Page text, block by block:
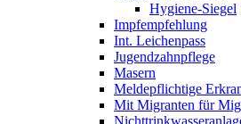
Hygiene-Siegel
Impfempfehlung
Int. Leichenpass
Jugendzahnpflege
Masern
Meldepflichtige
Mit Migranten für